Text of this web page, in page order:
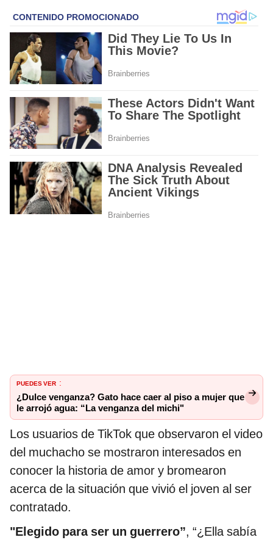
PUEDES VER :
¿Dulce venganza? Gato hace caer al piso a mujer que
le arrojó agua: “La venganza del michi"
Los usuarios de TikTok que observaron el video
del muchacho se mostraron interesados en
conocer la historia de amor y bromearon
acerca de la situación que vivió el joven al ser
contratado.
"Elegido para ser un guerrero”, “¿Ella sabía